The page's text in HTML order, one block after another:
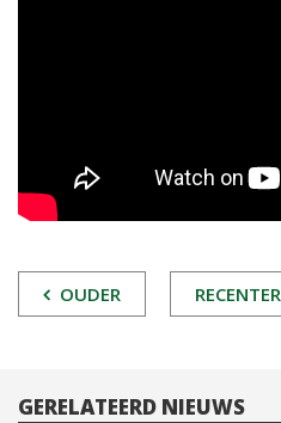
POST
OUDER RECENTER
GERELATEERD NIEUWS